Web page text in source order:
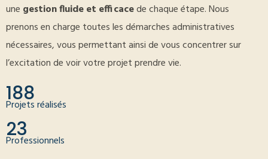
une gestion fluide et efficacede chaque étape. Nous
prenons en charge toutes les démarches administratives
nécessaires, vous permettant ainsi de vous concentrer sur
l’excitation de voir votre projet prendre vie.
188
Projets réalisés
23
Professionnels